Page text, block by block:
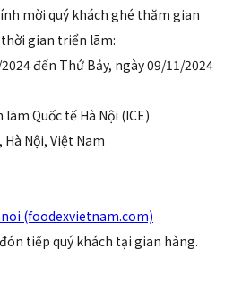
mời quý khách ghé thăm gian
gian triển lãm:
đến Thứ Bảy, ngày 09/11/2024
Quốc tế Hà Nội (ICE)
Nội, Việt Nam
(foodexvietnam.com)
tiếp quý khách tại gian hàng.